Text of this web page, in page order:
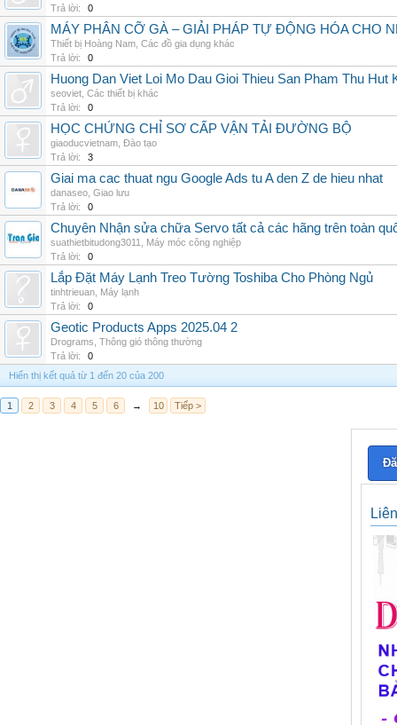
Trả lời:
0
MÁY PHÂN CỠ GÀ – GIẢI PHÁP TỰ ĐỘNG HÓA CHO
Thiết bị Hoàng Nam Các đồ gia dụng khác
Trả lời:
0
Huong Dan Viet Loi Mo Dau Gioi Thieu San Pham Thu Hut
seoviet Các thiết bị khác
Trả lời:
0
HỌC CHỨNG CHỈ SƠ CẤP VẬN TẢI ĐƯỜNG BỘ
giaoducvietnam Đào tạo
Trả lời:
3
Giai ma cac thuat ngu Google Ads tu A den Z de hieu nhat
danaseo Giao lưu
Trả lời:
0
Chuyên Nhận sửa chữa Servo tất cả các hãng trên toàn
suathietbitudong3011
Máy móc công nghiệp
Trả lời:
0
Lắp Đặt Máy Lạnh Treo Tường Toshiba Cho Phòng Ngủ
tinhtrieuan Máy lạnh
Trả lời:
0
Geotic Products Apps 2025.04 2
Drograms Thông gió thông thường
Trả lời:
0
Hiển thị kết quả từ 1 đến 20 của 200
1 2 3 4 5 6 → 10 Tiếp >